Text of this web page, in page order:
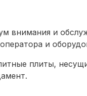
внимания и
и
плиты,